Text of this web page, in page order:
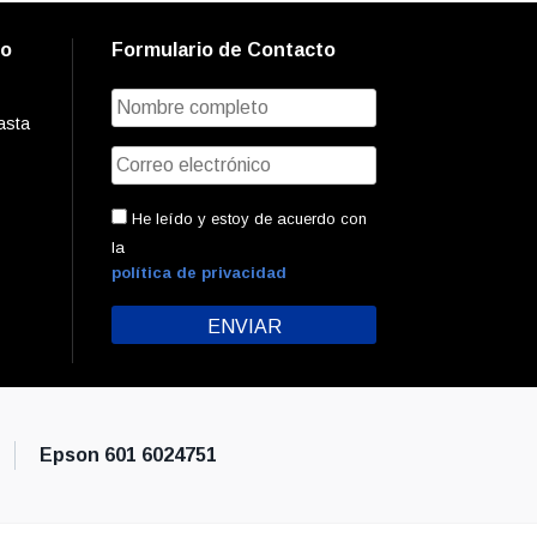
Formulario de Contacto
He leído y estoy de acuerdo con
la
política de privacidad
Epson 601 6024751